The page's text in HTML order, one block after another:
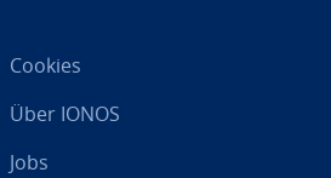
Cookies
Über IONOS
Jobs